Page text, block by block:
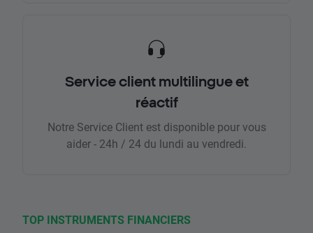
Service client multilingue et
réactif
Notre Service Client est disponible pour vous
aider - 24h / 24 du lundi au vendredi.
TOP INSTRUMENTS FINANCIERS